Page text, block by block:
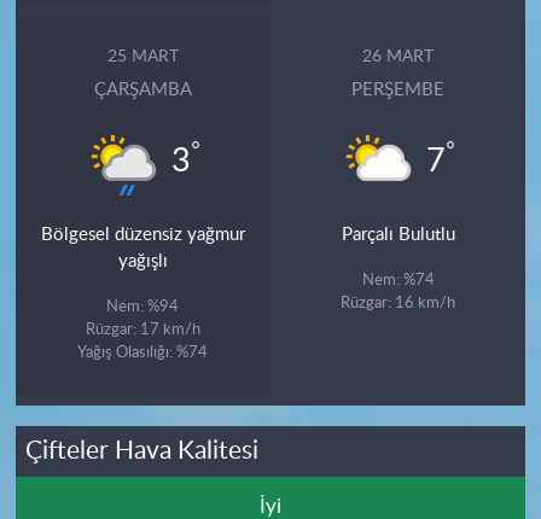
25 MART
ÇARŞAMBA
3°
Bölgesel düzensiz yağmur
yağışlı
Nem: %94
Rüzgar: 17 km/h
Yağış Olasılığı: %74
26 MART
PERŞEMBE
7°
Parçalı Bulutlu
Nem: %74
Rüzgar: 16 km/h
Çifteler Hava Kalitesi
İyi